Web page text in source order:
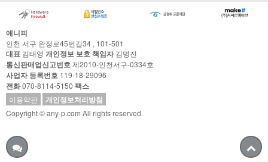
애니피
인천 서구 완정로45번길34 , 101-501
대표 김태영 개인정보 보호 책임자김명진
통신판매업신고번호제2010-인천서구-0334호
사업자 등록번호 119-18-29096
전화070-8114-5150 팩스
이용약관 개인정보처리방침
Copyright © any-p.com All rights reserved.